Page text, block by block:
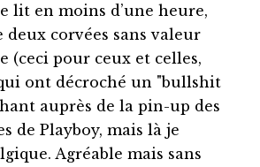
lit en moins d’une heure,
corvées sans valeur
(ceci pour ceux et celles,
ont décroché un "bullshit
auprès de la pin-up des
de Playboy, mais là je
Agréable mais sans